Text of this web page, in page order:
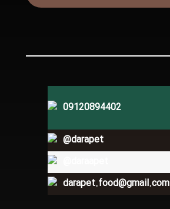
09120894402
@darapet
darapet.food@gmail.com